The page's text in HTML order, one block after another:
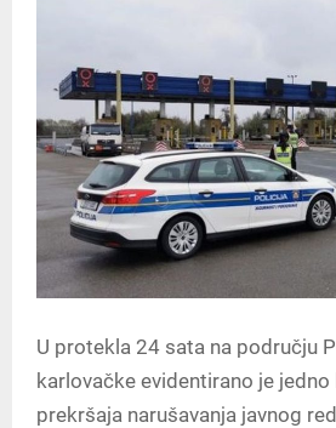
U protekla 24 sata na području
karlovačke evidentirano je jedno
prekršaja narušavanja javnog